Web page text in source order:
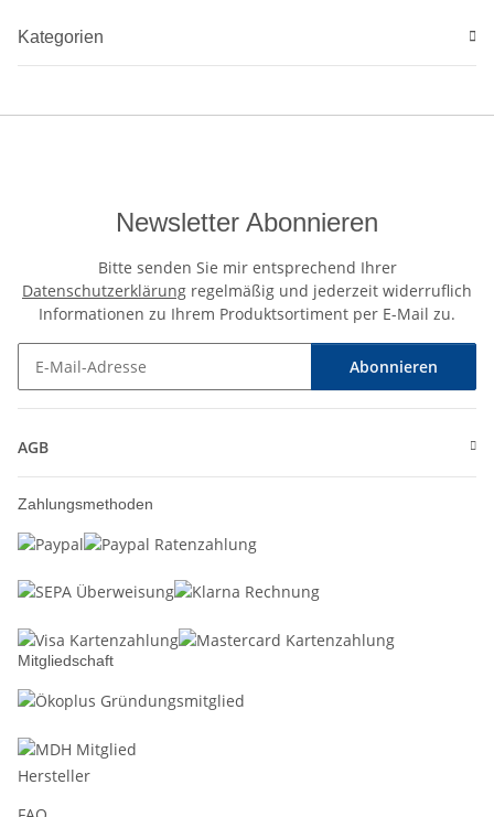
Kategorien
Newsletter Abonnieren
Bitte senden Sie mir entsprechend Ihrer
Datenschutzerklärung regelmäßig und jederzeit widerruflich
Informationen zu Ihrem Produktsortiment per E-Mail zu.
Abonnieren
AGB
Zahlungsmethoden
Mitgliedschaft
Hersteller